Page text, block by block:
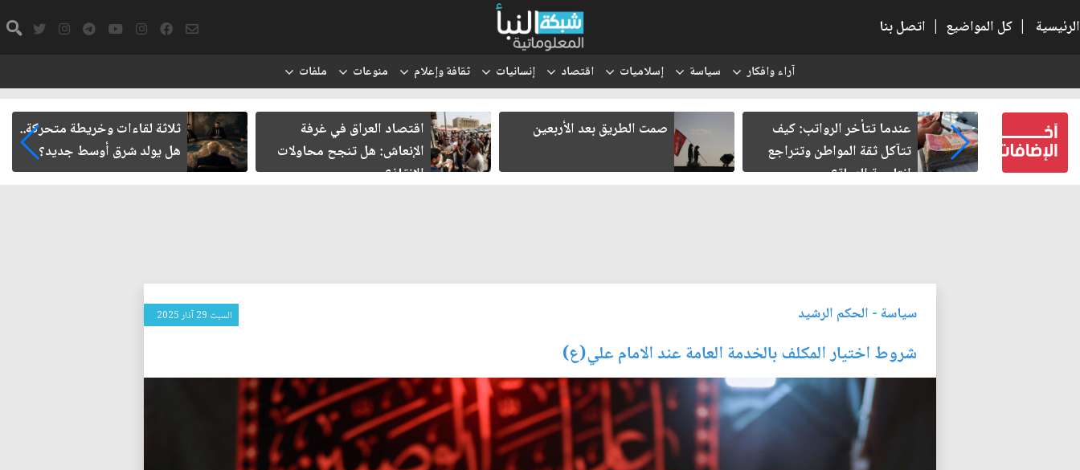
الرئيسية | كل المواضيع | اتصل بنا
آراء وافكار سياسة إسلاميات اقتصاد إنسانيات ثقافة وإعلام منوعات ملفات
الرواتب: كيف
وتتراجع
صمت الطريق بعد الأربعين
اقتصاد العراق في غرفة
الإنقاذ؟
ثلاثة لقاءات وخريطة متحركة..
هل يولد شرق أوسط جديد؟
حتمية حصر السلاح المنفلت بيد
الدولة العراقية
سياسة- الحكم الرشيد السبت 29 آذار 2025
شروط اختيار المكلف بالخدمة العامة عند الامام علي(ع)